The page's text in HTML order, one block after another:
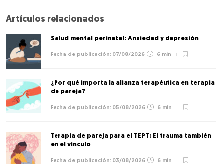
Artículos relacionados
Salud mental perinatal: Ansiedad y depresión
07/08/2026 6 min
¿Por qué importa la alianza terapéutica en terapia
de pareja?
05/08/2026 6 min
Terapia de pareja para el TEPT: El trauma también
en el vínculo
03/08/2026 6 min